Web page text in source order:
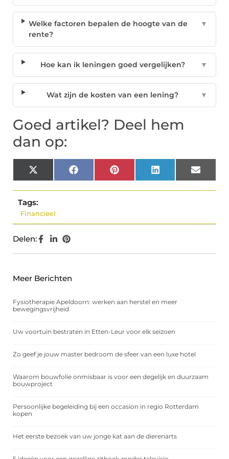
Welke factoren bepalen de hoogte van de
rente?
▼
Hoe kan ik leningen goed vergelijken? ▼
Wat zijn de kosten van een lening? ▼
Goed artikel? Deel hem
dan op:
X
(Twitter)
Facebook Pinterest LinkedIn Email
Tags:
Financieel
Delen:
Meer Berichten
Fysiotherapie Apeldoorn: werken aan herstel en meer
bewegingsvrijheid
Uw voortuin bestraten in Etten-Leur voor elk seizoen
Zo geef je jouw master bedroom de sfeer van een luxe hotel
Waarom bouwfolie onmisbaar is voor een degelijk en duurzaam
bouwproject
Persoonlijke begeleiding bij een occasion in regio Rotterdam
kopen
Het eerste bezoek van uw jonge kat aan de dierenarts